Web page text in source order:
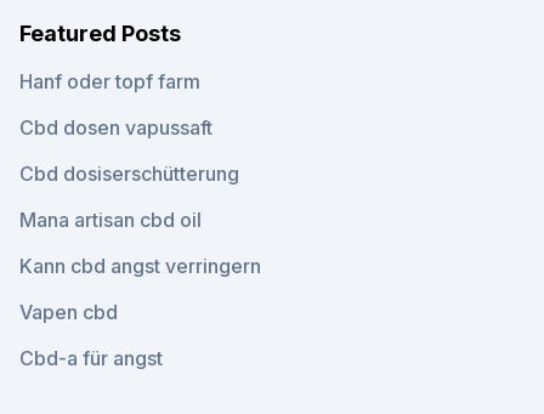
Featured Posts
Hanf oder topf farm
Cbd dosen vapussaft
Cbd dosiserschütterung
Mana artisan cbd oil
Kann cbd angst verringern
Vapen cbd
Cbd-a für angst